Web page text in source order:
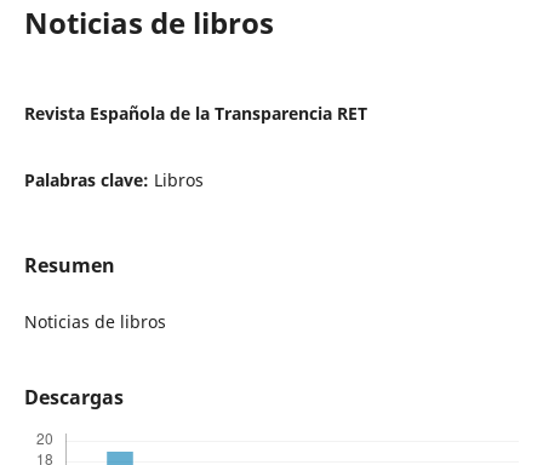
Noticias de libros
Revista Española de la Transparencia RET
Palabras clave: Libros
Resumen
Noticias de libros
Descargas